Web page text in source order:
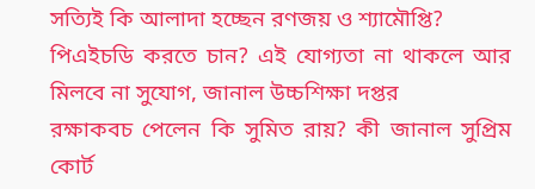
সত্যিই কি আলাদা হচ্ছেন রণজয় ও শ্যামৌপ্তি?
পিএইচডি করতে চান? এই যোগ্যতা না থাকলে আর
মিলবে না সুযোগ, জানাল উচ্চশিক্ষা দপ্তর
রক্ষাকবচ পেলেন কি সুমিত রায়? কী জানাল সুপ্রিম
কোর্ট